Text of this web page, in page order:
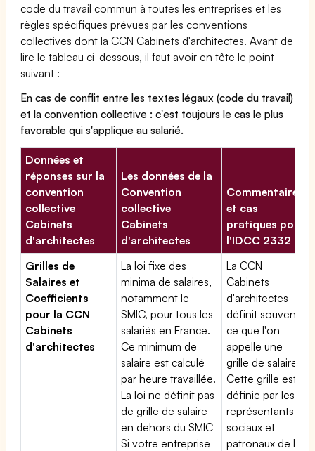
code du travail commun à toutes les entreprises et les
règles spécifiques prévues par les conventions
collectives dont la CCN Cabinets d'architectes. Avant de
lire le tableau ci-dessous, il faut avoir en tête le point
suivant :
En cas de conflit entre les textes légaux (code du travail)
et la convention collective : c'est toujours le cas le plus
favorable qui s'applique au salarié.
Données et
réponses sur la
convention
collective
Cabinets
d'architectes
Les données de la
Convention
collective
Cabinets
d'architectes
Commentaires
et cas
pratiques pour
l'IDCC 2332
Grilles de
Salaires et
Coefficients
pour la CCN
Cabinets
d'architectes
La loi fixe des
minima de salaires,
notamment le
SMIC, pour tous les
salariés en France.
Ce minimum de
salaire est calculé
par heure travaillée.
La loi ne définit pas
de grille de salaire
en dehors du SMIC
Si votre entreprise
La CCN
Cabinets
d'architectes
définit souvent
ce que l'on
appelle une
grille de salaires.
Cette grille est
définie par les
représentants
sociaux et
patronaux de la